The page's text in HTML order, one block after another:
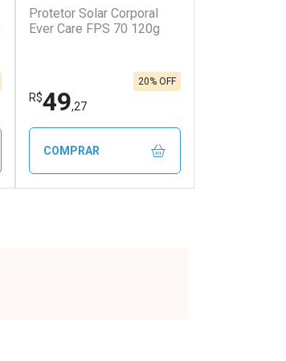
Protetor Solar Corporal
Ever Care FPS 70 120g
R$49,27
20% OFF
COMPRAR